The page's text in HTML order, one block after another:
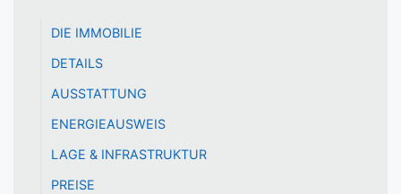
DIE IMMOBILIE
DETAILS
AUSSTATTUNG
ENERGIEAUSWEIS
LAGE & INFRASTRUKTUR
PREISE